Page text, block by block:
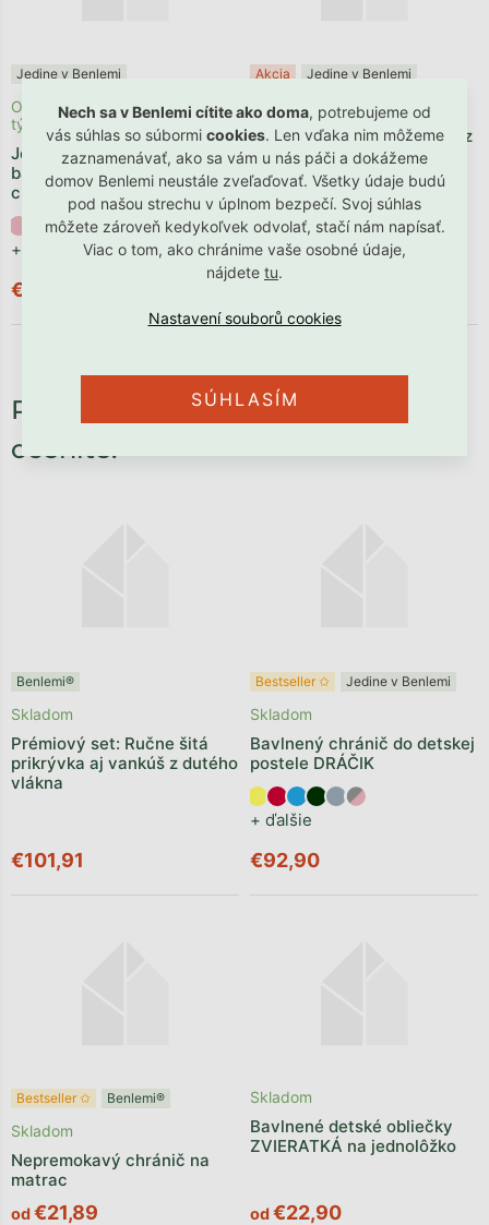
Nech sa v Benlemi cítite ako doma, potrebujeme od
vás súhlas so súbormi cookies. Len vďaka nim môžeme
zaznamenávať, ako sa vám u nás páči a dokážeme
domov Benlemi neustále zveľaďovať. Všetky údaje budú
pod našou strechu v úplnom bezpečí. Svoj súhlas
môžete zároveň kedykoľvek odvolať, stačí nám napísať.
Viac o tom, ako chránime vaše osobné údaje,
nájdete tu.
SÚHLASÍM
Jedine v Benlemi
Jednolôžkové prestieradlo z
bavlneného plátna 90x200
cm
+ ďalšie
Odosielame počas 1 - 3
týždňov
€56,90
Akcia Jedine v Benlemi
Jednolôžkové prestieradlo z
mušelínu 90x200 cm
+ ďalšie
Skladom
€61,91
€55,72
Potrebné príslušenstvo, ktoré
oceníte:
Benlemi®
Prémiový set: Ručne šitá
prikrývka aj vankúš z dutého
vlákna
Skladom
€101,91
Bestseller ✩ Jedine v Benlemi
Bavlnený chránič do detskej
postele DRÁČIK
+ ďalšie
Skladom
€92,90
Bestseller ✩ Benlemi®
Nepremokavý chránič na
matrac
Skladom
od€21,89
Bavlnené detské obliečky
ZVIERATKÁ na jednolôžko
Skladom
od€22,90